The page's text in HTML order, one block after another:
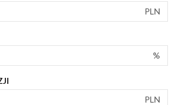
PLN
%
PLN